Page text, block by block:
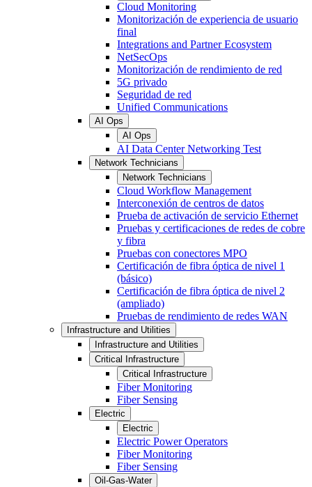
Cloud Monitoring
Monitorización de experiencia de usuario
final
Integrations and Partner Ecosystem
NetSecOps
Monitorización de rendimiento de red
5G privado
Seguridad de red
Unified Communications
AI Ops
AI Ops
AI Data Center Networking Test
Network Technicians
Network Technicians
Cloud Workflow Management
Interconexión de centros de datos
Prueba de activación de servicio Ethernet
Pruebas y certificaciones de redes de cobre
y fibra
Pruebas con conectores MPO
Certificación de fibra óptica de nivel 1
(básico)
Certificación de fibra óptica de nivel 2
(ampliado)
Pruebas de rendimiento de redes WAN
Infrastructure and Utilities
Infrastructure and Utilities
Critical Infrastructure
Critical Infrastructure
Fiber Monitoring
Fiber Sensing
Electric
Electric
Electric Power Operators
Fiber Monitoring
Fiber Sensing
Oil-Gas-Water